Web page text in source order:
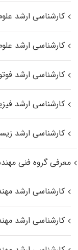
کارشناسی ارشد
کارشناسی ارشد
کارشناسی ارشد
کارشناسی ارشد
کارشناسی ارشد
معرفی گروه فنی
کارشناسی ارشد
کارشناسی ارشد